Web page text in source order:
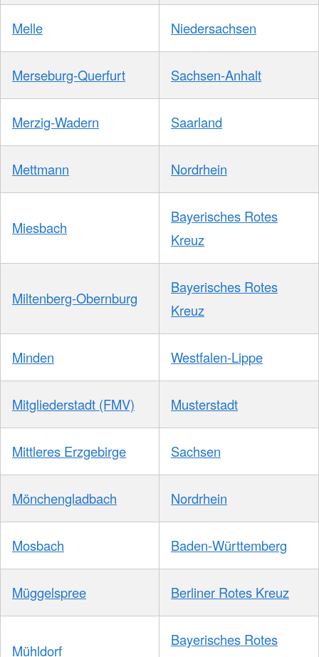
Melle Niedersachsen
Merseburg-Querfurt Sachsen-Anhalt
Merzig-Wadern Saarland
Mettmann Nordrhein
Miesbach
Bayerisches Rotes
Kreuz
Miltenberg-Obernburg
Bayerisches Rotes
Kreuz
Minden Westfalen-Lippe
Mitgliederstadt (FMV) Musterstadt
Mittleres Erzgebirge Sachsen
Mönchengladbach Nordrhein
Mosbach Baden-Württemberg
Müggelspree Berliner Rotes Kreuz
Mühldorf
Bayerisches Rotes